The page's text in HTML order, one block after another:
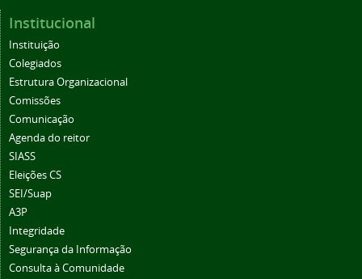
Instituição
Colegiados
Estrutura Organizacional
Comissões
Comunicação
Agenda do reitor
SIASS
Eleições CS
SEI/Suap
A3P
Integridade
Segurança da Informação
Consulta à Comunidade
Atividade Disciplinar